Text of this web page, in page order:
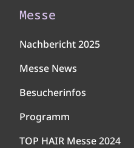
Messe
Nachbericht 2025
Messe News
Besucherinfos
Programm
TOP HAIR Messe 2024